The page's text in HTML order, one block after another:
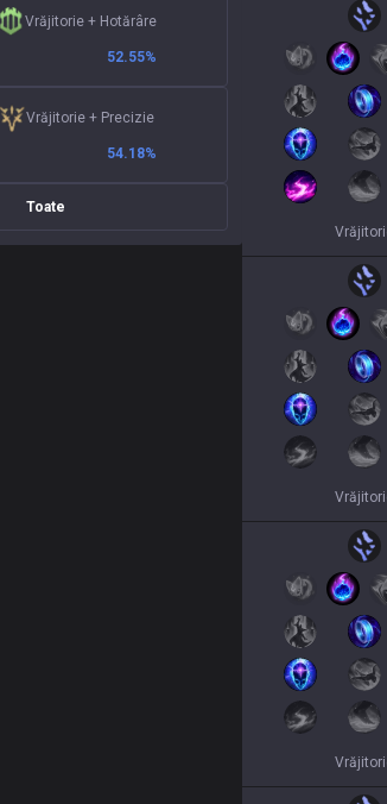
Vrăjitorie+ Hotărâre
52.55%
Vrăjitorie + Precizie
54.18%
Toate